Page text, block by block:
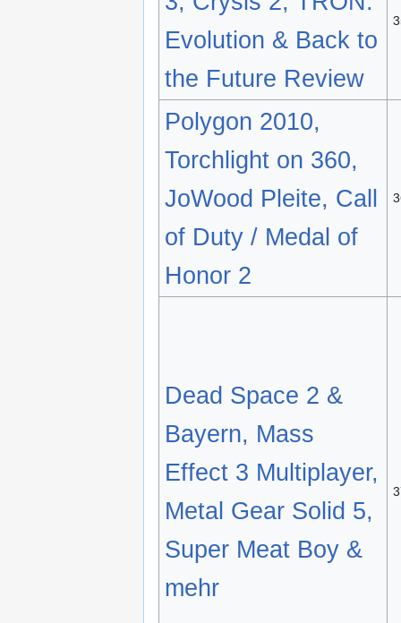
Evolution & Back to
the Future Review
Polygon 2010,
Torchlight on 360,
JoWood Pleite, Call
of Duty / Medal of
Honor 2
Dead Space 2 &
Bayern, Mass
Effect 3 Multiplayer,
Metal Gear Solid 5,
Super Meat Boy &
mehr